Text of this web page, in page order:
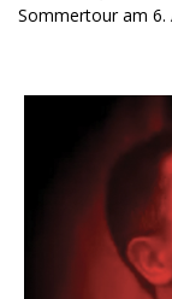
Sommertour am 6.